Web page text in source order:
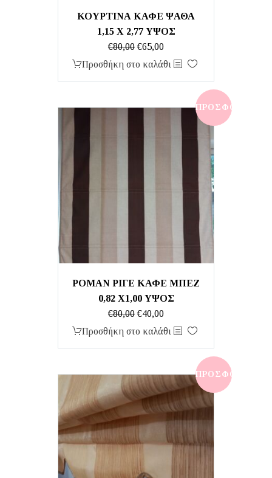
ΚΟΥΡΤΙΝΑ ΚΑΦΕ ΨΑΘΑ
1,15 Χ 2,77 ΥΨΟΣ
€80,00 Original
price
€65,00Η
τρέχουσα
€65,00.
Προσθήκη στο καλάθι
ΠΡΟΣΦΟΡΆ!
ΡΟΜΑΝ ΡΙΓΕ ΚΑΦΕ ΜΠΕΖ
0,82 Χ1,00 ΥΨΟΣ
€80,00 Original
price
€40,00Η
τρέχουσα
€40,00.
Προσθήκη στο καλάθι
ΠΡΟΣΦΟΡΆ!